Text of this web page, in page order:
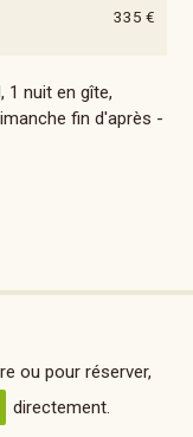
335 €
1 nuit en gîte,
fin d'après -
ou pour réserver,
directement.